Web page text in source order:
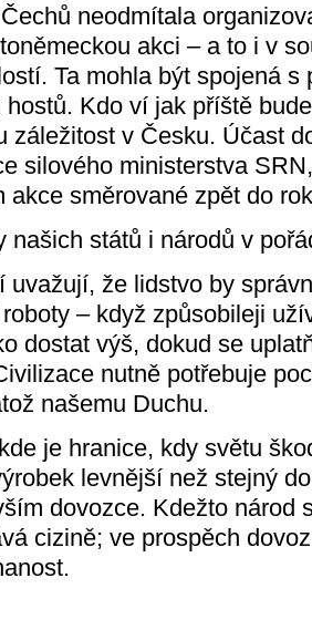
neodmítala
akci – a to i v
Ta mohla být spojená s
Kdo ví jak příště
záležitost v Česku. Účast
silového ministerstva
akce směrované zpět do
našich států i národů v
uvažují, že lidstvo by
– když způsobileji
dostat výš, dokud se
nutně potřebuje
našemu Duchu.
je hranice, kdy světu
levnější než stejný
dovozce. Kdežto národ
cizině; ve prospěch